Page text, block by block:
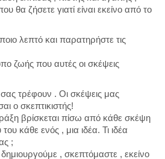
θα ζήσετε γιατί είναι εκείνο από το
λεπτό και παρατηρήστε τις
ζωής που αυτές οι σκέψεις
τρέφουν . Οι σκέψεις μας
ο σκεπτικιστής!
βρίσκεται πίσω από κάθε σκέψη
κάθε ενός , μια ιδέα. Τι ιδέα
;
, σκεπτόμαστε , εκείνο